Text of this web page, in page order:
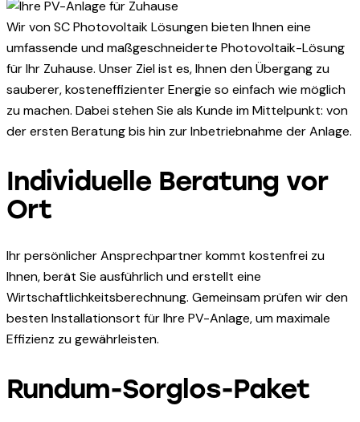
Wir von SC Photovoltaik Lösungen bieten Ihnen eine
umfassende und maßgeschneiderte Photovoltaik-Lösung
für Ihr Zuhause. Unser Ziel ist es, Ihnen den Übergang zu
sauberer, kosteneffizienter Energie so einfach wie möglich
zu machen. Dabei stehen Sie als Kunde im Mittelpunkt: von
der ersten Beratung bis hin zur Inbetriebnahme der Anlage.
Individuelle Beratung vor
Ort
Ihr persönlicher Ansprechpartner kommt kostenfrei zu
Ihnen, berät Sie ausführlich und erstellt eine
Wirtschaftlichkeitsberechnung. Gemeinsam prüfen wir den
besten Installationsort für Ihre PV-Anlage, um maximale
Effizienz zu gewährleisten.
Rundum-Sorglos-Paket